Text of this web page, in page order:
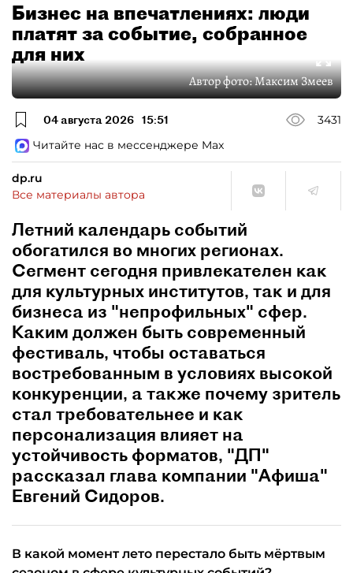
Бизнес на впечатлениях: люди
платят за событие, собранное
для них
Автор фото:Максим Змеев
04 августа 2026 15:51
3431
Читайте нас в мессенджере Max
dp.ru
Все материалы автора
Летний календарь событий
обогатился во многих регионах.
Сегмент сегодня привлекателен как
для культурных институтов, так и для
бизнеса из "непрофильных" сфер.
Каким должен быть современный
фестиваль, чтобы оставаться
востребованным в условиях высокой
конкуренции, а также почему зритель
стал требовательнее и как
персонализация влияет на
устойчивость форматов, "ДП"
рассказал глава компании "Афиша"
Евгений Сидоров.
В какой момент лето перестало быть мёртвым